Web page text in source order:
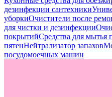
дезинфекции сантехники
уборкиОчистители после
для чистки и дезинфекции
покрытийСредства для мытья
пятенНейтрализатор запахов
посудомоечных машин